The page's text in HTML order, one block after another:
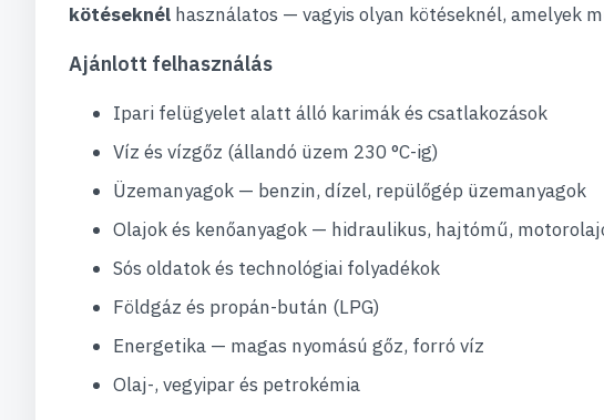
kötéseknél használatos — vagyis olyan kötéseknél, amelyek
Ajánlott felhasználás
Ipari felügyelet alatt álló karimák és csatlakozások
Víz és vízgőz (állandó üzem 230 °C-ig)
Üzemanyagok — benzin, dízel, repülőgép üzemanyagok
Olajok és kenőanyagok — hidraulikus, hajtómű,
Sós oldatok és technológiai folyadékok
Földgáz és propán-bután (LPG)
Energetika — magas nyomású gőz, forró víz
Olaj-, vegyipar és petrokémia